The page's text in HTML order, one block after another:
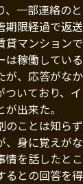
、一部連絡の
期限経過で返
貸マンション
は稼働してい
が、応答がな
ついており、
出来た。
のことは知ら
、身に覚えが
情を話したと
との回答を得